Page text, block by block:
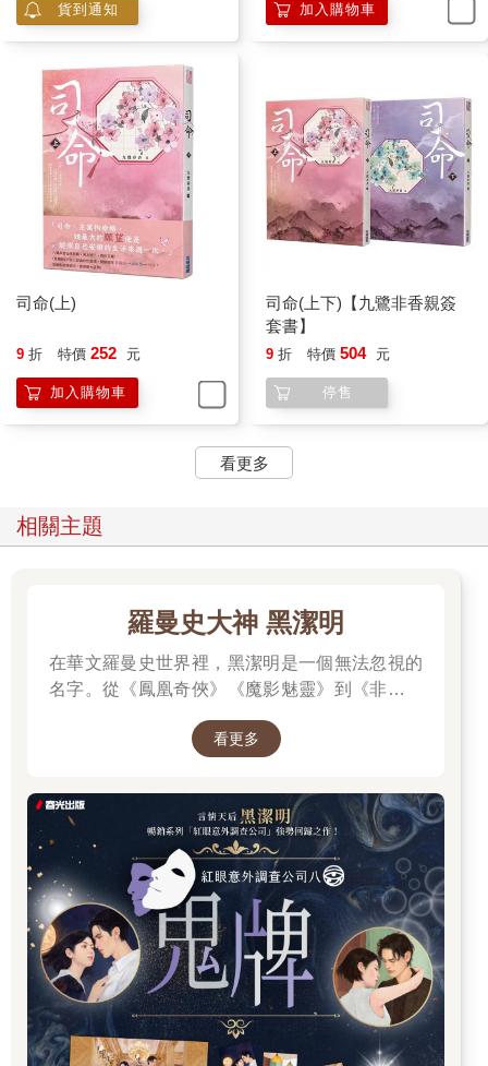
貨到通知 加入購物車
司命(上)
9 折 特價 252 元
加入購物車
司命(上下)【九鷺非香親簽
套書】
9 折 特價 504 元
停售
看更多
相關主題
羅曼史大神 黑潔明
在華文羅曼史世界裡，黑潔明是一個無法忽視的
名字。從《鳳凰奇俠》《魔影魅靈》到《非常保
鏢》《海龍戰家》，她以細膩筆觸寫出女性的堅
韌、男性的深情，以及愛情裡的冒險與羈絆。這
的《紅眼》系列最新一集──《鬼牌》，用最擅長
的敘事節奏與劇情張力，讓讀者一頁接一頁無法
停下。
看更多